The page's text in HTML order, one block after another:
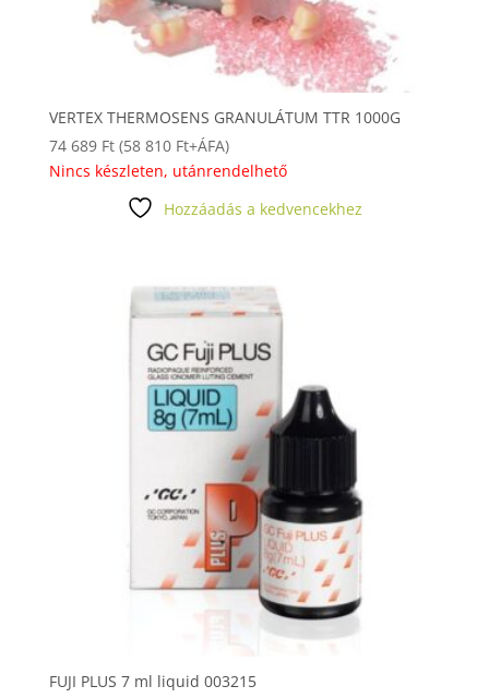
VERTEX THERMOSENS GRANULÁTUM TTR 1000G
74 689 Ft (58 810 Ft+ÁFA)
Nincs készleten, utánrendelhető
Hozzáadás a kedvencekhez
FUJI PLUS 7 ml liquid 003215